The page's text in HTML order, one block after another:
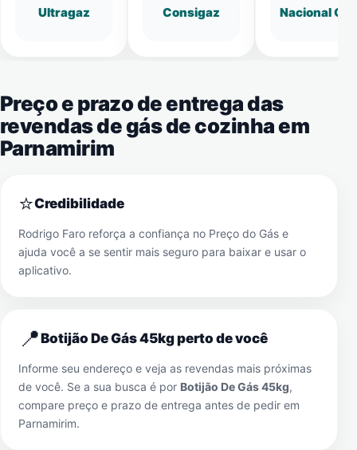
Ultragaz Consigaz Nacional Gás
Preço e prazo de entrega das
revendas de gás de cozinha em
Parnamirim
⭐Credibilidade
Rodrigo Faro reforça a confiança no Preço do Gás e
ajuda você a se sentir mais seguro para baixar e usar o
aplicativo.
📍Botijão De Gás 45kg perto de você
Informe seu endereço e veja as revendas mais próximas
de você. Se a sua busca é por Botijão De Gás 45kg,
compare preço e prazo de entrega antes de pedir em
Parnamirim.